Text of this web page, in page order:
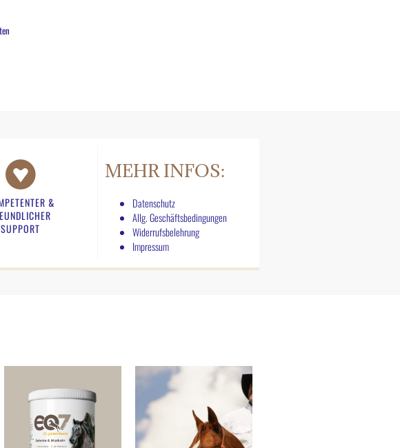
&
SUPPORT​
MEHR INFOS:
Datenschutz
Allg. Geschäftsbedingungen
Widerrufsbelehrung
Impressum